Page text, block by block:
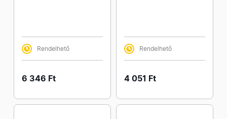
Rendelhető
6 346 Ft
Rendelhető
4 051 Ft